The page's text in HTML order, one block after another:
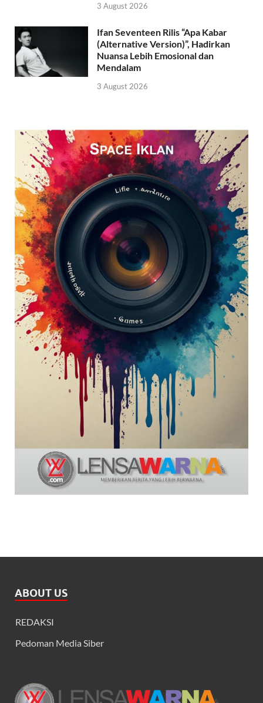
3 August 2026
Ifan Seventeen Rilis “Apa Kabar
(Alternative Version)”, Hadirkan
Nuansa Lebih Emosional dan
Mendalam
3 August 2026
ABOUT US
REDAKSI
Pedoman Media Siber